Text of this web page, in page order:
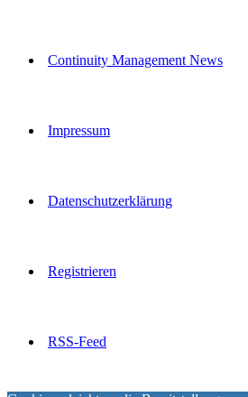
Continuity Management News
Impressum
Datenschutzerklärung
Registrieren
RSS-Feed